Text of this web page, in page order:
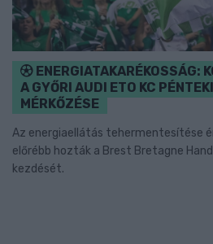
ENERGIATAKARÉKOSSÁG:
A GYŐRI AUDI ETO KC
MÉRKŐZÉSE
Az energiaellátás tehermentesítése
előrébb hozták a Brest Bretagne
kezdését.